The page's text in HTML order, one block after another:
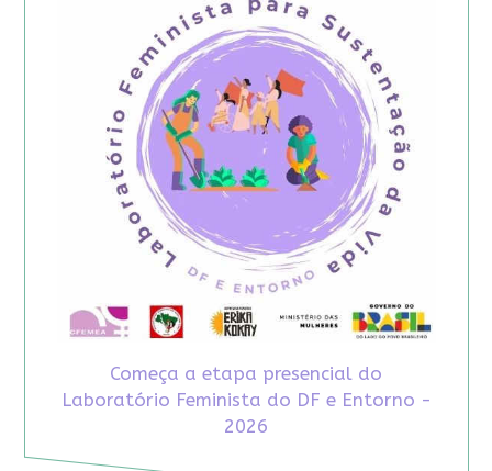
Começa a etapa presencial do
Laboratório Feminista do DF e Entorno -
2026